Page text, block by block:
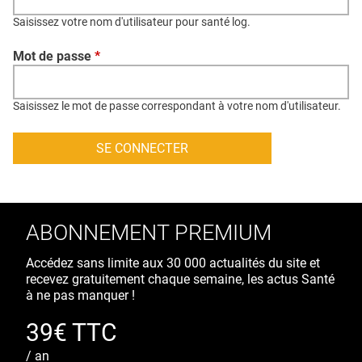
CONTACT
CRÉDITS
Saisissez votre nom d'utilisateur pour santé log.
Mot de passe *
Saisissez le mot de passe correspondant à votre nom d'utilisateur.
ABONNEMENT PREMIUM
Accédez sans limite aux 30 000 actualités du site et
recevez gratuitement chaque semaine, les actus Santé
à ne pas manquer !
39€ TTC
/ an